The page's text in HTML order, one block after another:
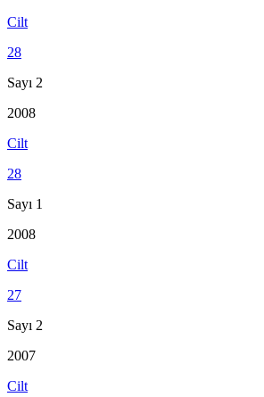
Cilt
28
Sayı 2
2008
Cilt
28
Sayı 1
2008
Cilt
27
Sayı 2
2007
Cilt